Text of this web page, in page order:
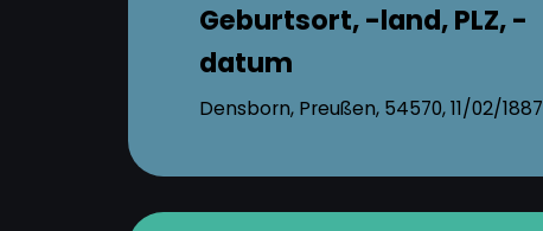
Geburtsort, -land, PLZ, -
datum
Densborn, Preußen, 54570, 11/02/1887